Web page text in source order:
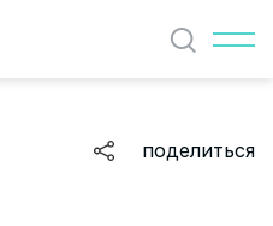
Найти
поделиться